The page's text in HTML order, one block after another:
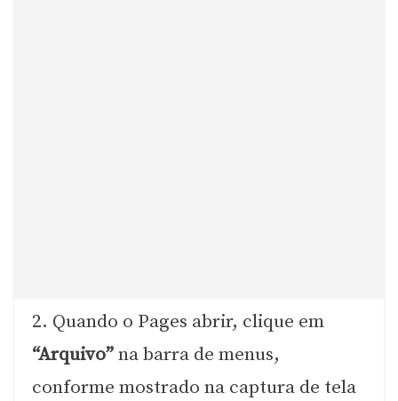
2. Quando o Pages abrir, clique em
“Arquivo”na barra de menus,
conforme mostrado na captura de tela